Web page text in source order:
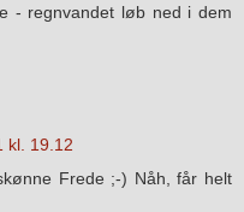
- regnvandet løb ned i dem
kl. 19.12
Frede ;-) Nåh, får helt